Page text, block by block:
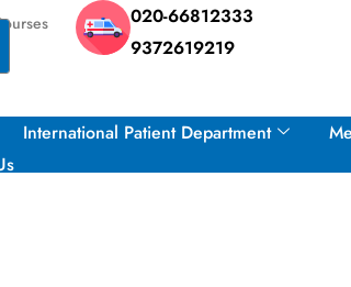
020-66812333
9372619219
International Patient Department